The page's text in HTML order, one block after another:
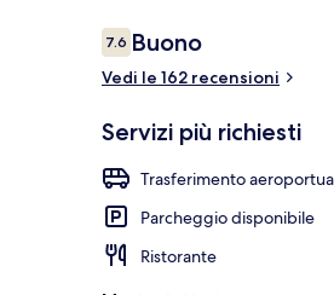
Recensioni
7.67.6 su 10
Buono
Vedi le 162 recensioni
Servizi più richiesti
Trasferimento
Parcheggio disponibile
Ristorante